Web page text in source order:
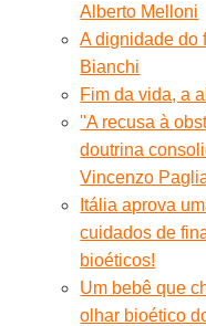
Alberto Melloni
A dignidade do
Bianchi
Fim da vida, a
''A recusa à
doutrina
Vincenzo
Itália aprova
cuidados de
bioéticos!
Um bebê que
olhar bioético